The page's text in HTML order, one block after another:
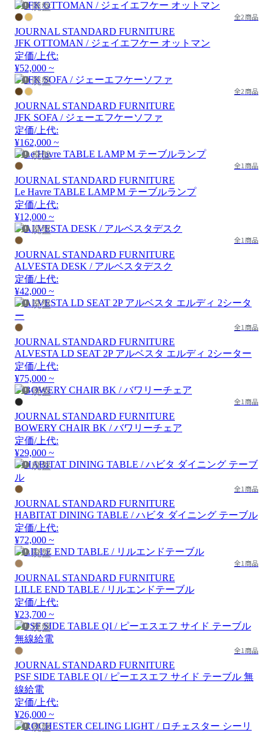
廃盤
全2商品
JOURNAL STANDARD FURNITURE
JFK OTTOMAN / ジェイエフケー オットマン
定価/上代:
¥52,000 ~
廃盤
全2商品
JOURNAL STANDARD FURNITURE
JFK SOFA / ジェーエフケーソファ
定価/上代:
¥162,000 ~
廃盤
全1商品
JOURNAL STANDARD FURNITURE
Le Havre TABLE LAMP M テーブルランプ
定価/上代:
¥12,000 ~
廃盤
全1商品
JOURNAL STANDARD FURNITURE
ALVESTA DESK / アルベスタデスク
定価/上代:
¥42,000 ~
廃盤
全1商品
JOURNAL STANDARD FURNITURE
ALVESTA LD SEAT 2P アルベスタ エルディ 2シーター
定価/上代:
¥75,000 ~
廃盤
全1商品
JOURNAL STANDARD FURNITURE
BOWERY CHAIR BK / バワリーチェア
定価/上代:
¥29,000 ~
廃盤
全1商品
JOURNAL STANDARD FURNITURE
HABITAT DINING TABLE / ハビタ ダイニング テーブル
定価/上代:
¥72,000 ~
廃盤
全1商品
JOURNAL STANDARD FURNITURE
LILLE END TABLE / リルエンドテーブル
定価/上代:
¥23,700 ~
廃盤
全1商品
JOURNAL STANDARD FURNITURE
PSF SIDE TABLE QI / ピーエスエフ サイド テーブル 無
線給電
定価/上代:
¥26,000 ~
廃盤